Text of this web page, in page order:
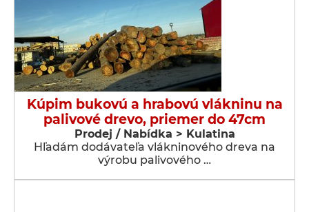
Kúpim bukovú a hrabovú vlákninu na
palivové drevo, priemer do 47cm
Prodej / Nabídka > Kulatina
Hľadám dodávateľa vlákninového dreva na
výrobu palivového …